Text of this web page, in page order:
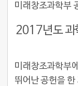
미래창조과학부
2017년도 과
미래창조과학부
뛰어난 공헌을